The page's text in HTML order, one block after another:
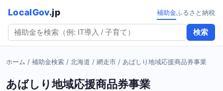
LocalGov.jp
検索
補助金ふるさと納税
ホーム / 補助金検索 / 北海道 / 網走市 / あばしり地域応援商品券事業
あばしり地域応援商品券事業